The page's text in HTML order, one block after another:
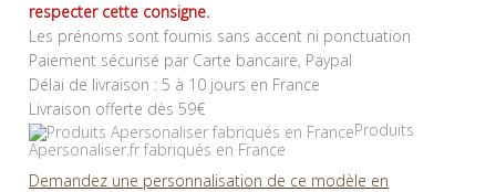
respecter cette consigne.
Les prénoms sont fournis sans accent ni ponctuation
Paiement sécurisé par Carte bancaire, Paypal
Délai de livraison : 5 à 10 jours en France
Livraison offerte dès 59€
Produits
Apersonaliser.fr fabriqués en France
Demandez une personnalisation de ce modèle en